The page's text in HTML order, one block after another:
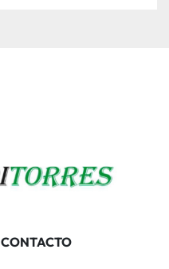
CONTACTO